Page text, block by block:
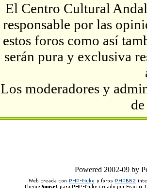
El Centro Cultural
responsable por las
estos foros como así
serán pura y exclusiva
Los moderadores y
Powered 2002-09 by